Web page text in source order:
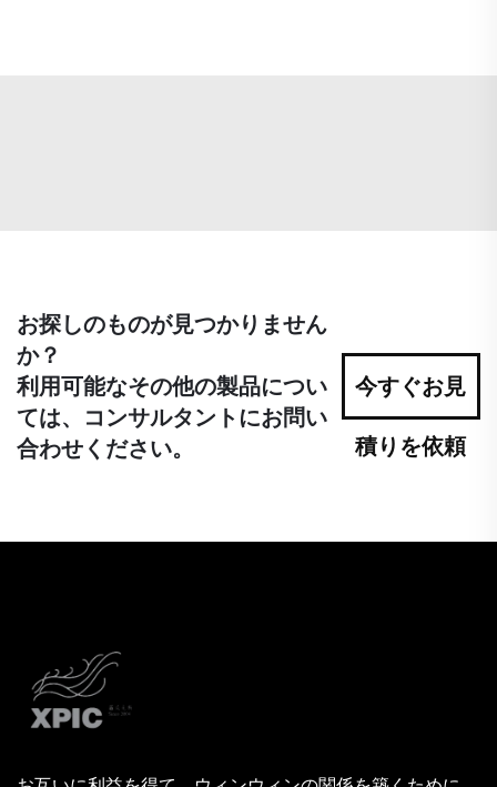
お探しのものが見つかりません
か？
利用可能なその他の製品につい
ては、コンサルタントにお問い
合わせください。
今すぐお見
積りを依頼